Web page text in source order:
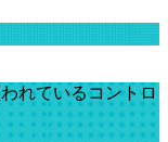
れているコントロ